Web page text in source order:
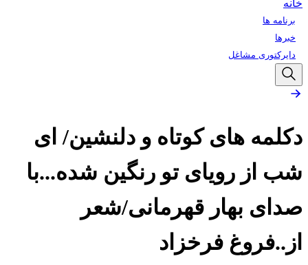
خانه
برنامه ها
خبرها
دایرکتوری مشاغل
دکلمه های کوتاه و دلنشین/ ای
شب از رویای تو رنگین شده‬‎...با
صدای بهار قهرمانی/شعر
از..فروغ فرخزاد